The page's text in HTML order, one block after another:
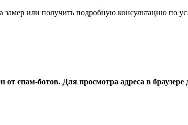
замер или получить подробную консультацию по
спам-ботов. Для просмотра адреса в